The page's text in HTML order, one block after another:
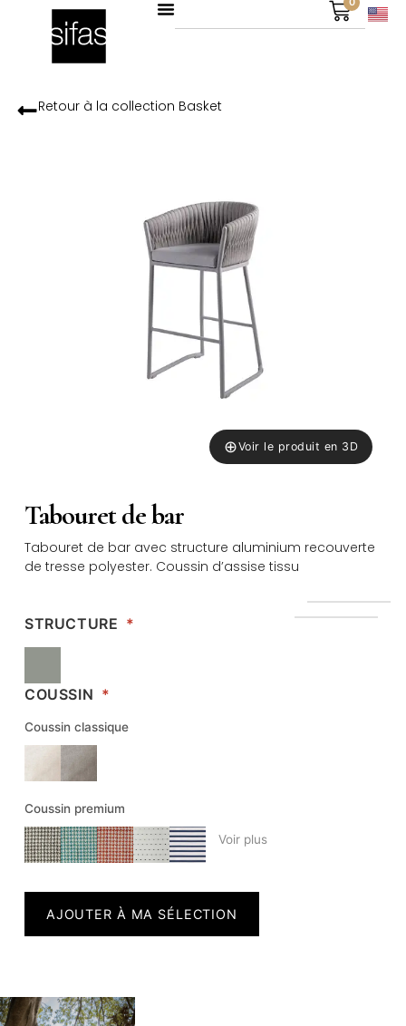
Retour à la collection Basket
Tabouret de bar
Tabouret de bar avec structure aluminium recouverte
de tresse polyester. Coussin d’assise tissu
STRUCTURE *
COUSSIN *
Coussin classique
Coussin premium
Voir plus
AJOUTER À MA SÉLECTION
⊕Voir le produit en 3D